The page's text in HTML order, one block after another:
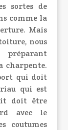
sortes de
comme la
Mais
nous
charpente.
qui doit
qui est
doit être
avec le
coutumes